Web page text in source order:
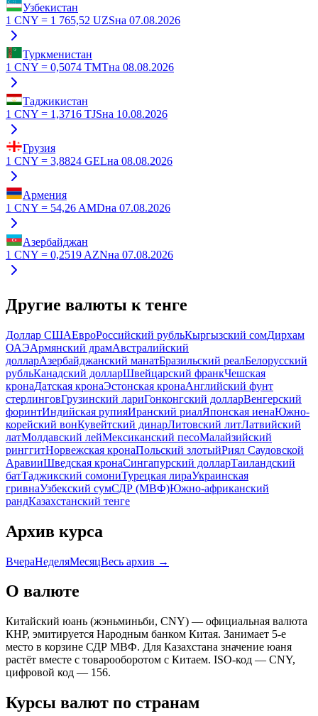
Узбекистан
1 CNY = 1 765,52 UZSна 07.08.2026
Туркменистан
1 CNY = 0,5074 TMTна 08.08.2026
Таджикистан
1 CNY = 1,3716 TJSна 10.08.2026
Грузия
1 CNY = 3,8824 GELна 08.08.2026
Армения
1 CNY = 54,26 AMDна 07.08.2026
Азербайджан
1 CNY = 0,2519 AZNна 07.08.2026
Другие валюты к тенге
Доллар СШАЕвроРоссийский рубльКыргызский сомДирхам
ОАЭАрмянский драмАвстралийский
долларАзербайджанский манатБразильский реалБелорусский
рубльКанадский долларШвейцарский франкЧешская
кронаДатская кронаЭстонская кронаАнглийский фунт
стерлинговГрузинский лариГонконгский долларВенгерский
форинтИндийская рупияИранский риалЯпонская иенаЮжно-
корейский вонКувейтский динарЛитовский литЛатвийский
латМолдавский лейМексиканский песоМалайзийский
ринггитНорвежская кронаПольский злотыйРиял Саудовской
АравииШведская кронаСингапурский долларТаиландский
батТаджикский сомониТурецкая лираУкраинская
гривнаУзбекский сумСДР (МВФ)Южно-африканский
рандКазахстанский тенге
Архив курса
ВчераНеделяМесяцВесь архив →
О валюте
Китайский юань (жэньминьби, CNY) — официальная валюта
КНР, эмитируется Народным банком Китая. Занимает 5-е
место в корзине СДР МВФ. Для Казахстана значение юаня
растёт вместе с товарооборотом с Китаем. ISO-код — CNY,
цифровой код — 156.
Курсы валют по странам